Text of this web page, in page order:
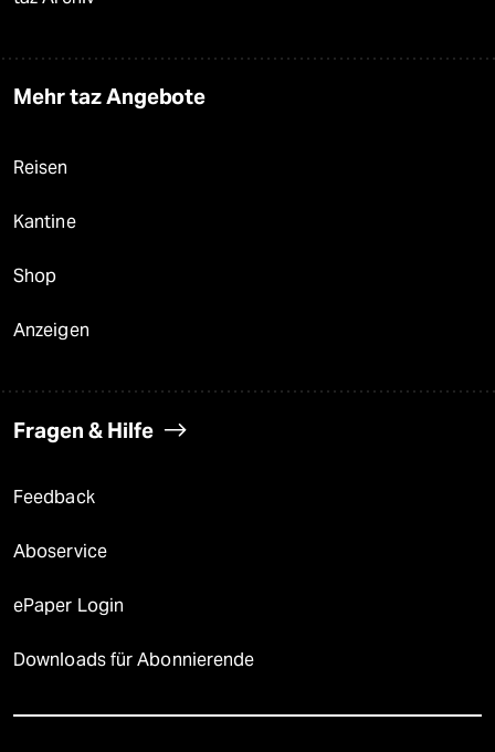
Mehr taz Angebote
Reisen
Kantine
Shop
Anzeigen
Fragen & Hilfe
Feedback
Aboservice
ePaper Login
Downloads für Abonnierende